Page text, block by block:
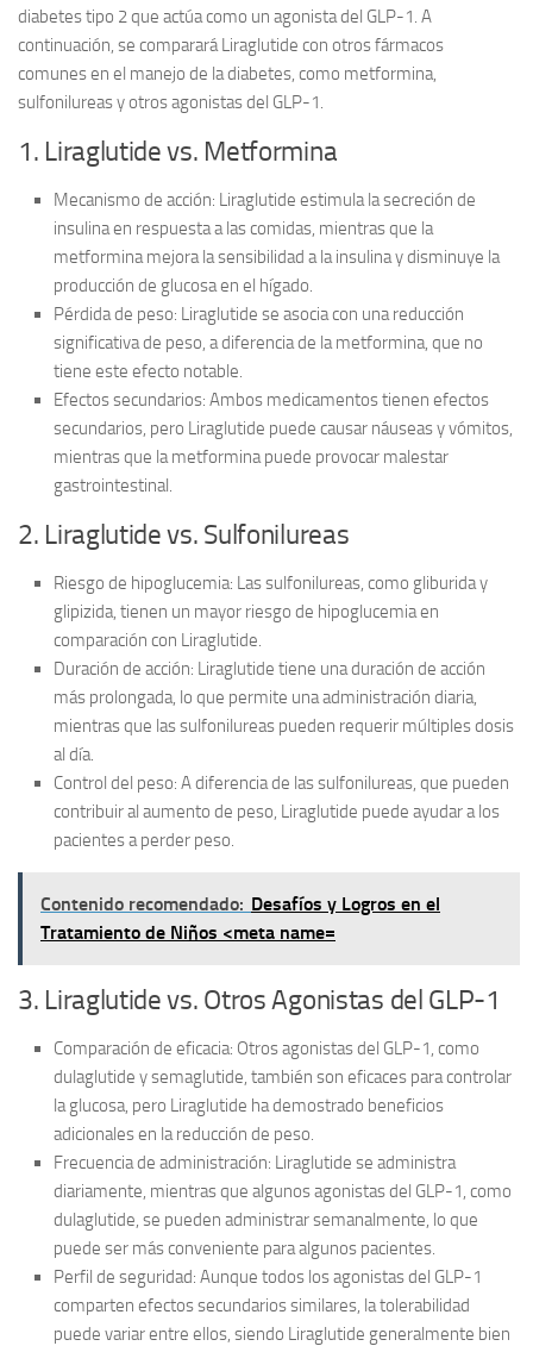
diabetes tipo 2 que actúa como un agonista del GLP-1. A
continuación, se comparará Liraglutide con otros fármacos
comunes en el manejo de la diabetes, como metformina,
sulfonilureas y otros agonistas del GLP-1.
1. Liraglutide vs. Metformina
Mecanismo de acción: Liraglutide estimula la secreción de
insulina en respuesta a las comidas, mientras que la
metformina mejora la sensibilidad a la insulina y disminuye la
producción de glucosa en el hígado.
Pérdida de peso: Liraglutide se asocia con una reducción
significativa de peso, a diferencia de la metformina, que no
tiene este efecto notable.
Efectos secundarios: Ambos medicamentos tienen efectos
secundarios, pero Liraglutide puede causar náuseas y vómitos,
mientras que la metformina puede provocar malestar
gastrointestinal.
2. Liraglutide vs. Sulfonilureas
Riesgo de hipoglucemia: Las sulfonilureas, como gliburida y
glipizida, tienen un mayor riesgo de hipoglucemia en
comparación con Liraglutide.
Duración de acción: Liraglutide tiene una duración de acción
más prolongada, lo que permite una administración diaria,
mientras que las sulfonilureas pueden requerir múltiples dosis
al día.
Control del peso: A diferencia de las sulfonilureas, que pueden
contribuir al aumento de peso, Liraglutide puede ayudar a los
pacientes a perder peso.
Contenido recomendado: Desafíos y Logros en el
Tratamiento de Niños <meta name=
3. Liraglutide vs. Otros Agonistas del GLP-1
Comparación de eficacia: Otros agonistas del GLP-1, como
dulaglutide y semaglutide, también son eficaces para controlar
la glucosa, pero Liraglutide ha demostrado beneficios
adicionales en la reducción de peso.
Frecuencia de administración: Liraglutide se administra
diariamente, mientras que algunos agonistas del GLP-1, como
dulaglutide, se pueden administrar semanalmente, lo que
puede ser más conveniente para algunos pacientes.
Perfil de seguridad: Aunque todos los agonistas del GLP-1
comparten efectos secundarios similares, la tolerabilidad
puede variar entre ellos, siendo Liraglutide generalmente bien